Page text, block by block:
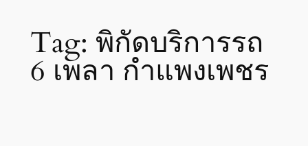
Tag: พิกัดบริการรถ
6 เพลา กำแพงเพชร